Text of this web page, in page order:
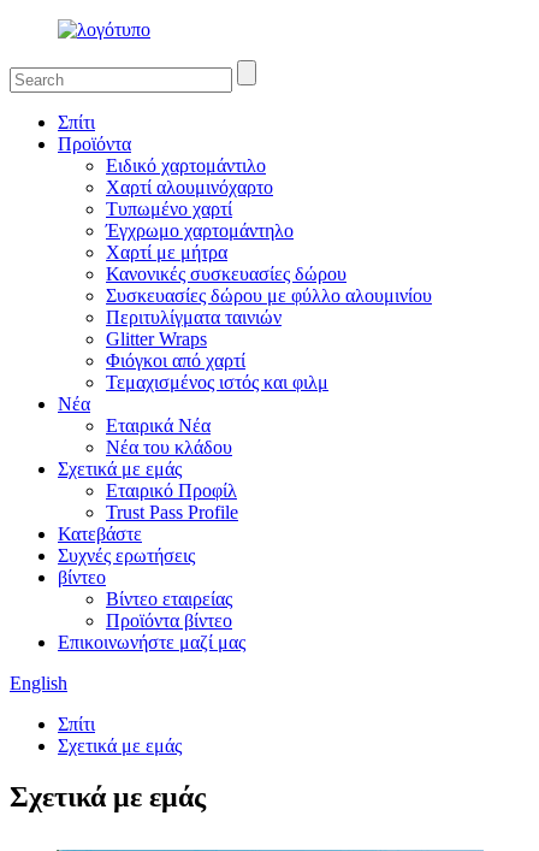
Σπίτι
Προϊόντα
Ειδικό χαρτομάντιλο
Χαρτί αλουμινόχαρτο
Τυπωμένο χαρτί
Έγχρωμο χαρτομάντηλο
Χαρτί με μήτρα
Κανονικές συσκευασίες δώρου
Συσκευασίες δώρου με φύλλο αλουμινίου
Περιτυλίγματα ταινιών
Glitter Wraps
Φιόγκοι από χαρτί
Τεμαχισμένος ιστός και φιλμ
Νέα
Εταιρικά Νέα
Νέα του κλάδου
Σχετικά με εμάς
Εταιρικό Προφίλ
Trust Pass Profile
Κατεβάστε
Συχνές ερωτήσεις
βίντεο
Βίντεο εταιρείας
Προϊόντα βίντεο
Επικοινωνήστε μαζί μας
English
Σπίτι
Σχετικά με εμάς
Σχετικά με εμάς